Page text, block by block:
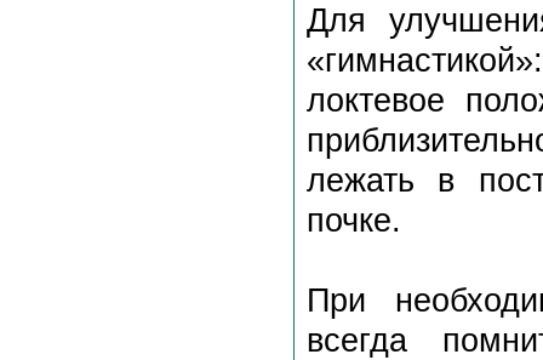
Для
локтевое
лежать в
почке.
При
всегда